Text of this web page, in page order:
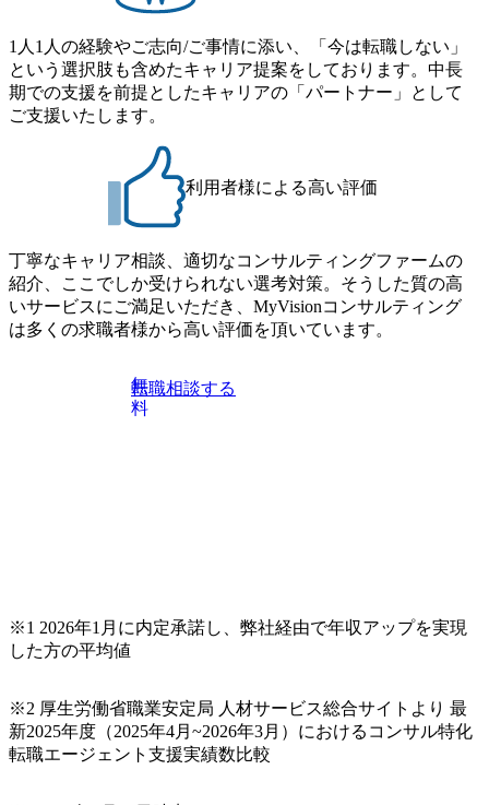
を開催いたします。 カジュアルな場で現場社員と直接交流
できる機会ですので、ぜひご参加ください。 当日はXspear
Consulting代表取締役の早田とMDやその他現場社員が複数
名参加する予定です！ ●費用 : 無料 虎ノ門ヒルズ付近 ※詳
細な場所については参加者の方へ個別でご連絡いたしま
す。 コンサルファームにてマネージャー以上の職務を担当
s/detail/67452 Forbes JAPAN BrandVoice Studio 「コンサル業
界におけるIT人材価値再興。Dirbatoの最前線パートナーが
切り開くテクノロジーの変革」 https://forbesjapan.com/articles/
preview/68657?preview=TAI1oir8Coe5Df3zuZhtd24YfH72/Zzdm
BTIEMOnWUWREjOFLO1IL1KPEi4dgCbb Forbes JAPAN Bra
ndVoice Studio 「求めるのは、競争と連帯 。IT特化の急成長
ファーム・Dirbatoの社員支援」 https://forbesjapan.com/articles/
detail/69848 MyViision企業インタビュー① https://my-vision.co.
jp/consulting-firm/dirbato/interview01 MyViision企業インタビュ
ー② https://my-vision.co.jp/consulting-firm/dirbato/interview02 20
26年8月18日(火) 19:00開始～最長20:00終了 2026年8月13日
(木) 16:00 当日はDirbatoの現役トップコンサルタントが業界
動向を踏まえ、コンサルティング市場の最新トレンドをお
伝えいたします。コンサルティング業界への転職を迷われ
ている方や情報収集を行いたい方のご参加も歓迎です。更
ンサルタントも登壇しますので、当社へ気になることや転
職後のご不安な事はその場でご質問いただけますので、ぜ
承ください。 【服装・持ち物】 ・特になし カジュアルな服
装でご参加ください。 【募集ポジション】 ITコンサルタン
定 ・全社デジタルトランスフォーメーション企画構想 ・業
務/組織/システムの現状分析/RPA選定/導入/実装 ・プライベ
ート/パブリッククラウド導入 ・AI活用による業務効率化/
1人1人の経験やご志向/ご事情に添い、「今は転職しない」
という選択肢も含めたキャリア提案をしております。中長
期での支援を前提としたキャリアの「パートナー」として
ご支援いたします。
利用者様による高い評価
丁寧なキャリア相談、適切なコンサルティングファームの
紹介、ここでしか受けられない選考対策。そうした質の高
いサービスにご満足いただき、MyVisionコンサルティング
は多くの求職者様から高い評価を頂いています。
無
料
転職相談する
※1 2026年1月に内定承諾し、弊社経由で年収アップを実現
した方の平均値
※2 厚生労働省職業安定局 人材サービス総合サイトより 最
新2025年度（2025年4月~2026年3月）におけるコンサル特化
転職エージェント支援実績数比較